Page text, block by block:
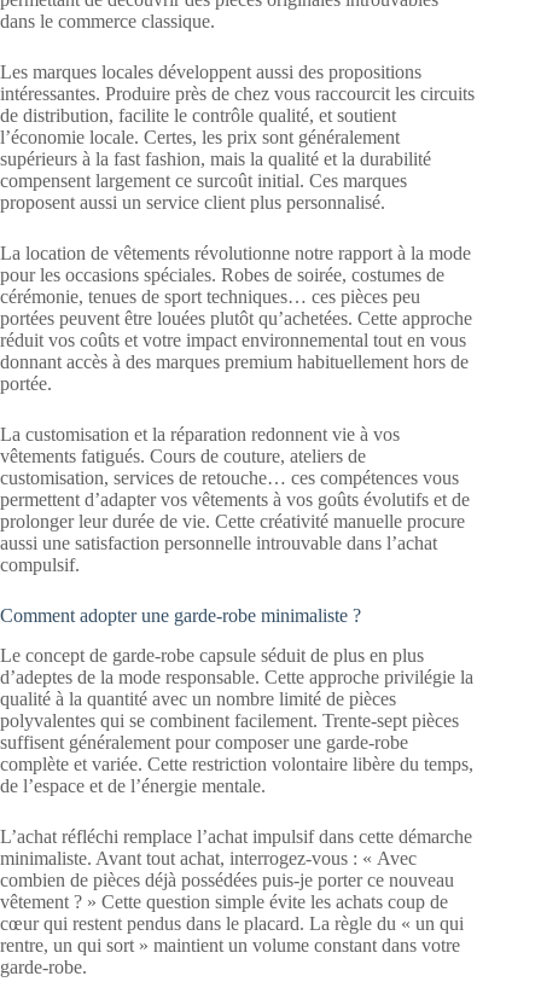
dans le commerce classique.
Les marques locales développent aussi des propositions
intéressantes. Produire près de chez vous raccourcit les circuits
de distribution, facilite le contrôle qualité, et soutient
l’économie locale. Certes, les prix sont généralement
supérieurs à la fast fashion, mais la qualité et la durabilité
compensent largement ce surcoût initial. Ces marques
proposent aussi un service client plus personnalisé.
La location de vêtements révolutionne notre rapport à la mode
pour les occasions spéciales. Robes de soirée, costumes de
cérémonie, tenues de sport techniques… ces pièces peu
portées peuvent être louées plutôt qu’achetées. Cette approche
réduit vos coûts et votre impact environnemental tout en vous
donnant accès à des marques premium habituellement hors de
portée.
La customisation et la réparation redonnent vie à vos
vêtements fatigués. Cours de couture, ateliers de
customisation, services de retouche… ces compétences vous
permettent d’adapter vos vêtements à vos goûts évolutifs et de
prolonger leur durée de vie. Cette créativité manuelle procure
aussi une satisfaction personnelle introuvable dans l’achat
compulsif.
Comment adopter une garde-robe minimaliste ?
Le concept de garde-robe capsule séduit de plus en plus
d’adeptes de la mode responsable. Cette approche privilégie la
qualité à la quantité avec un nombre limité de pièces
polyvalentes qui se combinent facilement. Trente-sept pièces
suffisent généralement pour composer une garde-robe
complète et variée. Cette restriction volontaire libère du temps,
de l’espace et de l’énergie mentale.
L’achat réfléchi remplace l’achat impulsif dans cette démarche
minimaliste. Avant tout achat, interrogez-vous : « Avec
combien de pièces déjà possédées puis-je porter ce nouveau
vêtement ? » Cette question simple évite les achats coup de
cœur qui restent pendus dans le placard. La règle du « un qui
rentre, un qui sort » maintient un volume constant dans votre
garde-robe.